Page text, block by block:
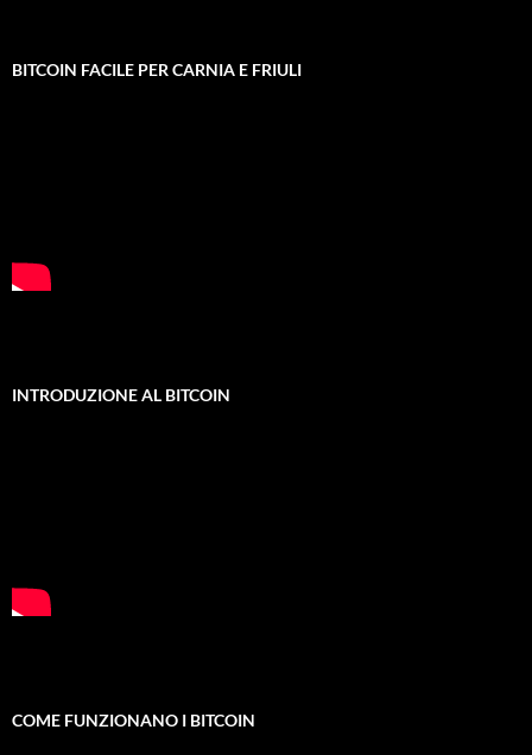
BITCOIN FACILE PER CARNIA E FRIULI
INTRODUZIONE AL BITCOIN
COME FUNZIONANO I BITCOIN